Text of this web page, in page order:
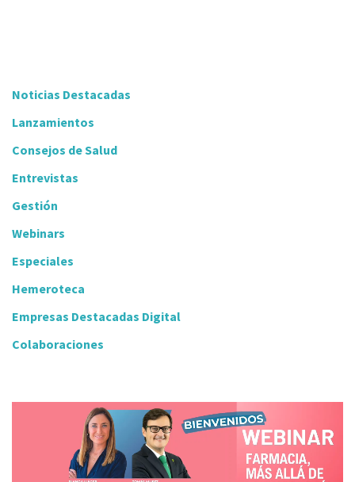
Noticias Destacadas
Lanzamientos
Consejos de Salud
Entrevistas
Gestión
Webinars
Especiales
Hemeroteca
Empresas Destacadas Digital
Colaboraciones